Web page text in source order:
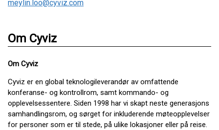
meylin.loo@cyviz.com
Om Cyviz
Om Cyviz
Cyviz er en global teknologileverandør av omfattende
konferanse- og kontrollrom, samt kommando- og
opplevelsessentere. Siden 1998 har vi skapt neste generasjons
samhandlingsrom, og sørget for inkluderende møteopplevelser
for personer som er til stede, på ulike lokasjoner eller på reise.